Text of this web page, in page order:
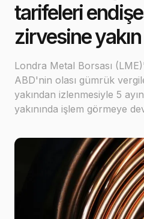
tarifeleri
zirvesine yakın
Londra Metal Borsası
ABD'nin olası gümrük
yakından izlenmesiyle 5
yakınında işlem görmeye
bakır, Türkiye saati ile 07.0…